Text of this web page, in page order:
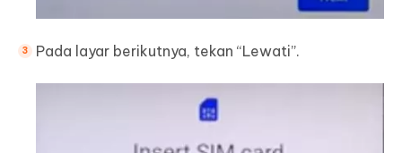
Pada layar berikutnya, tekan “Lewati”.